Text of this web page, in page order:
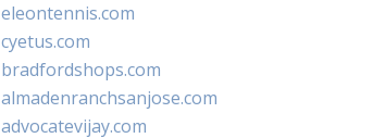
eleontennis.com
cyetus.com
bradfordshops.com
almadenranchsanjose.com
advocatevijay.com